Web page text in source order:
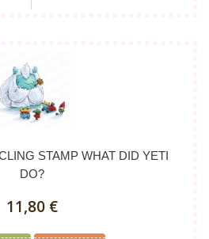
STAMP WHAT DID YETI
DO?
11,80 €